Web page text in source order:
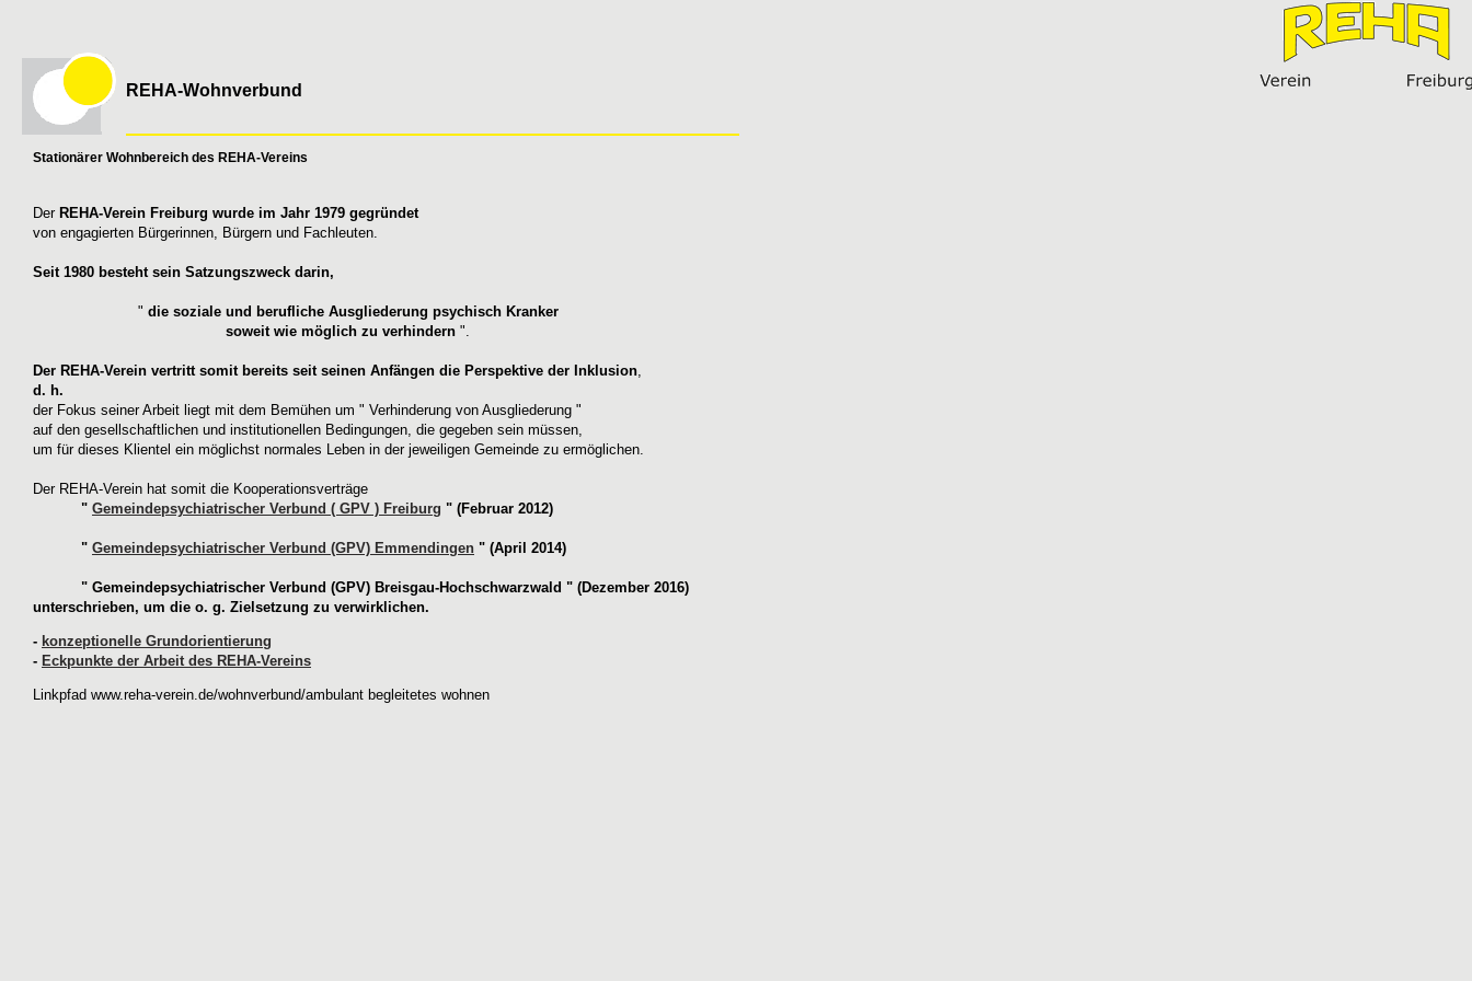
REHA-Wohnverbund
Stationärer Wohnbereich des REHA-Vereins
Der REHA-Verein Freiburg wurde im Jahr 1979 gegründet
von engagierten Bürgerinnen, Bürgern und Fachleuten.
Seit 1980 besteht sein Satzungszweck darin,
" die soziale und berufliche Ausgliederung psychisch Kranker
soweit wie möglich zu verhindern ".
Der REHA-Verein vertritt somit bereits seit seinen Anfängen die Perspektive der Inklusion
d. h.
der Fokus seiner Arbeit liegt mit dem Bemühen um " Verhinderung von Ausgliederung "
auf den gesellschaftlichen und institutionellen Bedingungen, die gegeben sein müssen,
um für dieses Klientel ein möglichst normales Leben in der jeweiligen Gemeinde zu ermöglichen.
Der REHA-Verein hat somit die Kooperationsverträge
" Gemeindepsychiatrischer Verbund ( GPV ) Freiburg " (Februar 2012)
" Gemeindepsychiatrischer Verbund (GPV) Emmendingen " (April 2014)
" Gemeindepsychiatrischer Verbund (GPV) Breisgau-Hochschwarzwald " (Dezember 2016)
unterschrieben, um die o. g. Zielsetzung zu verwirklichen.
- konzeptionelle Grundorientierung
- Eckpunkte der Arbeit des REHA-Vereins
Linkpfad www.reha-verein.de/wohnverbund/ambulant begleitetes wohnen